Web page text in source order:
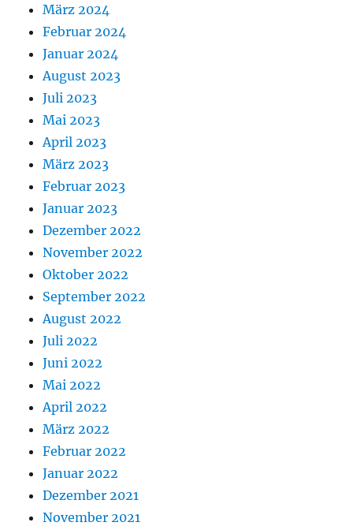
März 2024
Februar 2024
Januar 2024
August 2023
Juli 2023
Mai 2023
April 2023
März 2023
Februar 2023
Januar 2023
Dezember 2022
November 2022
Oktober 2022
September 2022
August 2022
Juli 2022
Juni 2022
Mai 2022
April 2022
März 2022
Februar 2022
Januar 2022
Dezember 2021
November 2021